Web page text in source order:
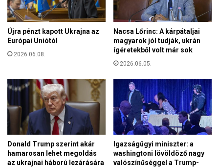
Újra pénzt kapott Ukrajna az
Európai Uniótól
2026.06.08.
Nacsa Lőrinc: A kárpátaljai
magyarok jól tudják, ukrán
ígéretekből volt már sok
2026.06.05.
Donald Trump szerint akár
hamarosan lehet megoldás
az ukrajnai háború lezárására
Igazságügyi miniszter: a
washingtoni lövöldöző nagy
valószínűséggel a Trump-